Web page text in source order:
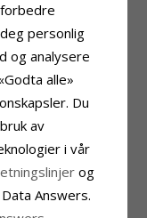
Wesselton
SI
Ca. 5-10 Hverdager
I
personlig
og analysere
alle»
Du
av
i vår
og
Answers.